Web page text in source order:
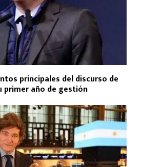
principales del discurso de
primer año de gestión